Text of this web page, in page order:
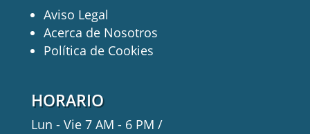
Aviso Legal
Acerca de Nosotros
Política de Cookies
HORARIO
Lun - Vie 7 AM - 6 PM /